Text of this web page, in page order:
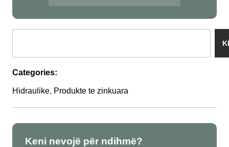
Categories:
Hidraulike, Produkte te zinkuara
Keni nevojë për ndihmë?